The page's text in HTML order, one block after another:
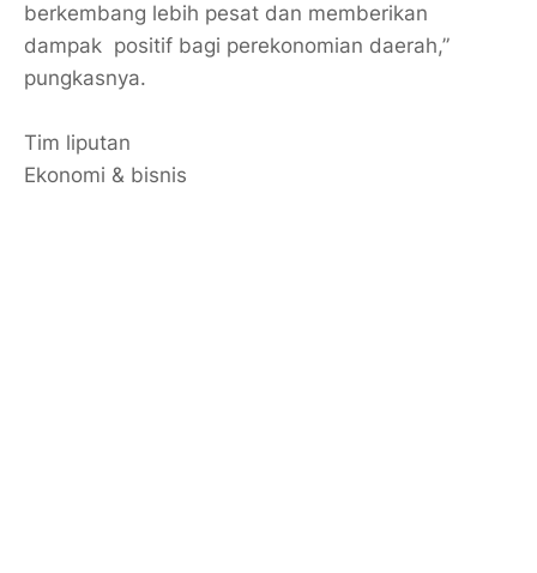
berkembang lebih pesat dan memberikan
dampak positif bagi perekonomian daerah,”
pungkasnya.
Tim liputan
Ekonomi & bisnis